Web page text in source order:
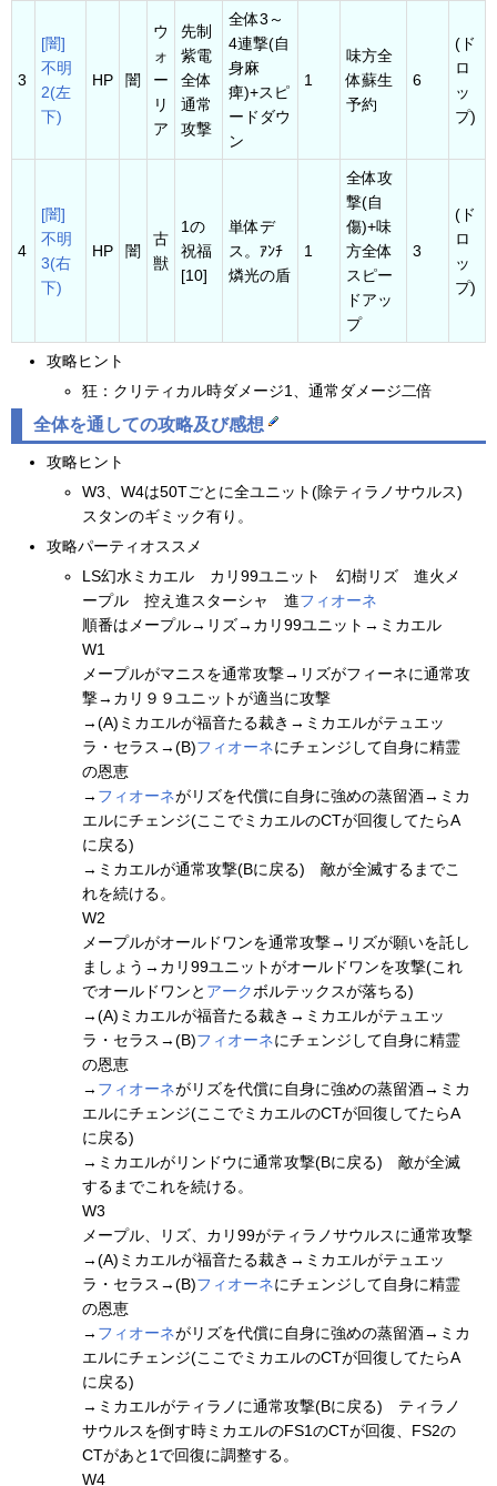
3
[闇]
不明
2(左
下)
HP 闇
ウ
ォ
ー
リ
ア
先制
紫電
全体
通常
攻撃
全体3～
4連撃(自
身麻
痺)+スピ
ードダウ
ン
1
味方全
体蘇生
予約
6
(ド
ロ
ッ
プ)
4
[闇]
不明
3(右
下)
HP 闇
古
獣
1の
祝福
[10]
単体デ
ス。ｱﾝﾁ
燐光の盾
1
全体攻
撃(自
傷)+味
方全体
スピー
ドアッ
プ
3
(ド
ロ
ッ
プ)
攻略ヒント
狂：クリティカル時ダメージ1、通常ダメージ二倍
全体を通しての攻略及び感想
攻略ヒント
W3、W4は50Tごとに全ユニット(除ティラノサウルス)
スタンのギミック有り。
攻略パーティオススメ
LS幻水ミカエル カリ99ユニット 幻樹リズ 進火メ
ープル 控え進スターシャ 進フィオーネ
順番はメープル→リズ→カリ99ユニット→ミカエル
W1
メープルがマニスを通常攻撃→リズがフィーネに通常攻
撃→カリ９９ユニットが適当に攻撃
→(A)ミカエルが福音たる裁き→ミカエルがテュエッ
ラ・セラス→(B)フィオーネにチェンジして自身に精霊
の恩恵
→ フィオーネがリズを代償に自身に強めの蒸留酒→ミカ
エルにチェンジ(ここでミカエルのCTが回復してたらA
に戻る)
→ミカエルが通常攻撃(Bに戻る) 敵が全滅するまでこ
れを続ける。
W2
メープルがオールドワンを通常攻撃→リズが願いを託し
ましょう→カリ99ユニットがオールドワンを攻撃(これ
でオールドワンと アークボルテックスが落ちる)
→(A)ミカエルが福音たる裁き→ミカエルがテュエッ
ラ・セラス→(B)フィオーネにチェンジして自身に精霊
の恩恵
→ フィオーネがリズを代償に自身に強めの蒸留酒→ミカ
エルにチェンジ(ここでミカエルのCTが回復してたらA
に戻る)
→ミカエルがリンドウに通常攻撃(Bに戻る) 敵が全滅
するまでこれを続ける。
W3
メープル、リズ、カリ99がティラノサウルスに通常攻撃
→(A)ミカエルが福音たる裁き→ミカエルがテュエッ
ラ・セラス→(B)フィオーネにチェンジして自身に精霊
の恩恵
→ フィオーネがリズを代償に自身に強めの蒸留酒→ミカ
エルにチェンジ(ここでミカエルのCTが回復してたらA
に戻る)
→ミカエルがティラノに通常攻撃(Bに戻る) ティラノ
サウルスを倒す時ミカエルのFS1のCTが回復、FS2の
CTがあと1で回復に調整する。
W4